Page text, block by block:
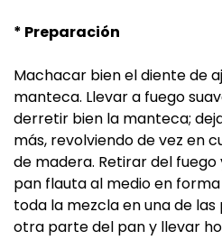
* Preparación
Machacar bien el diente de
manteca. Llevar a fuego
derretir bien la manteca;
más, revolviendo de vez en
de madera. Retirar del
pan flauta al medio en
toda la mezcla en una de
otra parte del pan y llevar